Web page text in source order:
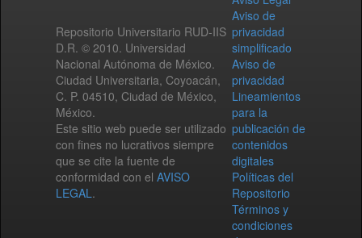
Repositorio Universitario RUD-IIS
D.R. © 2010. Universidad
Nacional Autónoma de México.
Ciudad Universitaria, Coyoacán,
C. P. 04510, Ciudad de México,
México.
Este sitio web puede ser utilizado
con fines no lucrativos siempre
que se cite la fuente de
conformidad con el AVISO
LEGAL.
Aviso de
privacidad
simplificado
Aviso de
privacidad
Lineamientos
para la
publicación de
contenidos
digitales
Políticas del
Repositorio
Términos y
condiciones